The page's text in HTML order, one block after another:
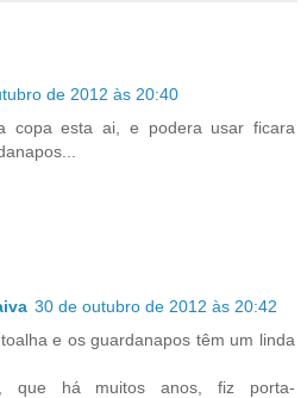
de 2012 às 20:40
copa esta ai, e podera usar ficara
30 de outubro de 2012 às 20:42
e os guardanapos têm um linda
que há muitos anos, fiz porta-